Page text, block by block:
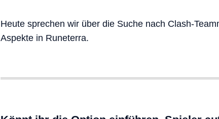
Heute sprechen wir über die Suche nach Clash-
Aspekte in Runeterra.